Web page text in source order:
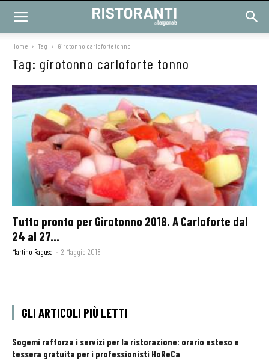
Home Tag Girotonno carloforte tonno
Tag: girotonno carloforte tonno
Tutto pronto per Girotonno 2018. A Carloforte dal
24 al 27...
Martino Ragusa - 2 Maggio 2018
GLI ARTICOLI PIÙ LETTI
Sogemi rafforza i servizi per la ristorazione: orario esteso e
tessera gratuita per i professionisti HoReCa